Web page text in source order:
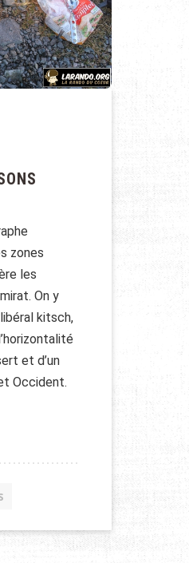
zones
les
On y
kitsch,
et d’un
Occident.
VENUES D’AILLEURS…